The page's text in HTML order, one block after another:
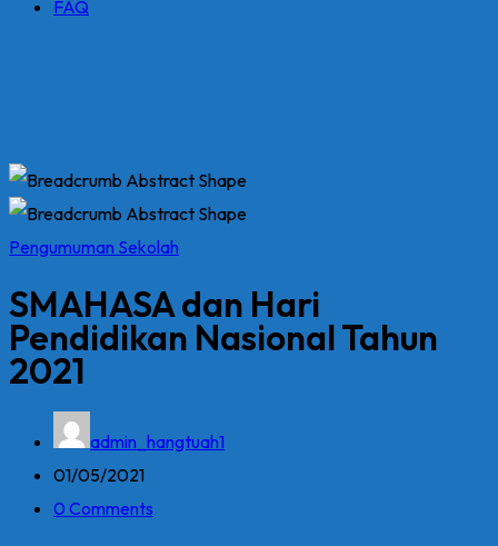
FAQ
Pengumuman Sekolah
SMAHASA dan Hari
Pendidikan Nasional Tahun
2021
admin_hangtuah1
01/05/2021
0 Comments